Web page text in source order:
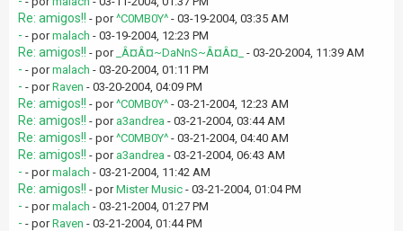
Re: amigos!! - por^C0MB0Y^ - 03-19-2004, 03:35 AM
- - pormalach - 03-19-2004, 12:23 PM
Re: amigos!! - por _Â¤Â¤~DaNnS~Â¤Â¤_ - 03-20-2004, 11:39 AM
- - pormalach - 03-20-2004, 01:11 PM
- - porRaven - 03-20-2004, 04:09 PM
Re: amigos!! - por^C0MB0Y^ - 03-21-2004, 12:23 AM
Re: amigos!! - por a3andrea - 03-21-2004, 03:44 AM
Re: amigos!! - por^C0MB0Y^ - 03-21-2004, 04:40 AM
Re: amigos!! - por a3andrea - 03-21-2004, 06:43 AM
- - pormalach - 03-21-2004, 11:42 AM
Re: amigos!! - porMister Music - 03-21-2004, 01:04 PM
- - pormalach - 03-21-2004, 01:27 PM
- - porRaven - 03-21-2004, 01:44 PM